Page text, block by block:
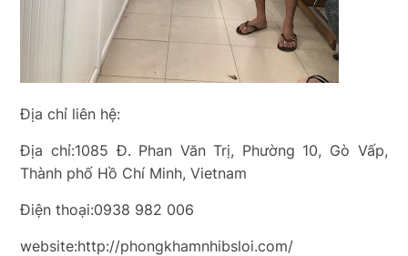
Địa chỉ liên hệ:
Địa chỉ:1085 Đ. Phan Văn Trị, Phường 10, Gò Vấp,
Thành phố Hồ Chí Minh, Vietnam
Điện thoại:0938 982 006
website:http://phongkhamnhibsloi.com/